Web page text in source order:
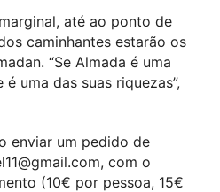
até ao ponto de
caminhantes estarão os
“Se Almada é uma
uma das suas riquezas”,
enviar um pedido de
com o
(10€ por pessoa, 15€